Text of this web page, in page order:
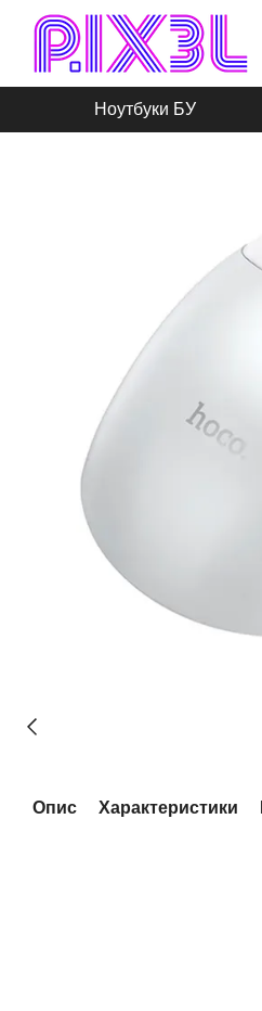
Перейти до основного контенту
Ноутбуки БУ
Опис Характеристики